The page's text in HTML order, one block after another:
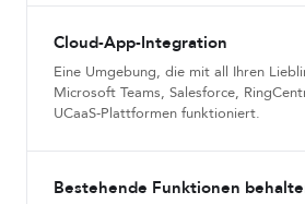
Cloud-App-Integration
Eine Umgebung, die mit all Ihren
Microsoft Teams, Salesforce,
UCaaS-Plattformen funktioniert.
Bestehende Funktionen